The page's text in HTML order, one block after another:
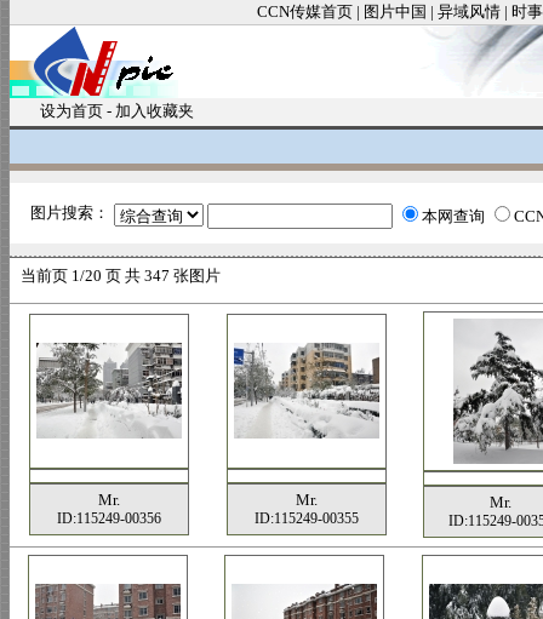
CCN传媒首页 | 图片中国 | 异域风情 | 时
设为首页 - 加入收藏夹
图片搜索： 本网查询
当前页 1/20 页 共 347 张图片
Mr.
ID:115249-00356
Mr.
ID:115249-00355
Mr.
ID:115249-